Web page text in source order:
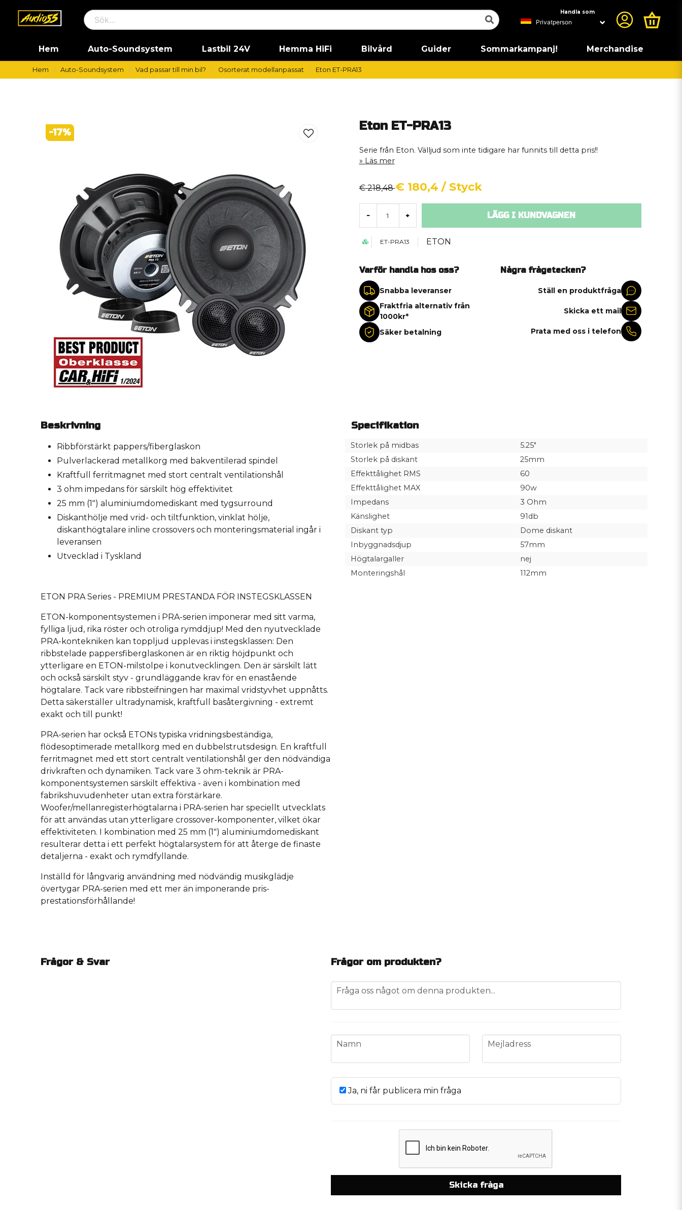
Handla som
Hem Auto-Soundsystem Lastbil 24V Hemma HiFi Bilvård Guider Sommarkampanj! Merchandise
Hem Auto-Soundsystem Vad passar till min bil? Osorterat modellanpassat Eton ET-PRA13
-17% Eton ET-PRA13
Serie från Eton. Välljud som inte tidigare har funnits till detta pris!!
Läs mer
€ 218,48€ 180,4 / Styck
- + LÄGG I KUNDVAGNEN
ET-PRA13 ETON
Varför handla hos oss?
Snabba leveranser
Fraktfria alternativ från
1000kr*
Säker betalning
Några frågetecken?
Ställ en produktfråga
Skicka ett mail
Prata med oss i telefon
Beskrivning
Ribbförstärkt pappers/fiberglaskon
Pulverlackerad metallkorg med bakventilerad spindel
Kraftfull ferritmagnet med stort centralt ventilationshål
3 ohm impedans för särskilt hög effektivitet
25 mm (1") aluminiumdomediskant med tygsurround
Diskanthölje med vrid- och tiltfunktion, vinklat hölje,
diskanthögtalare inline crossovers och monteringsmaterial ingår i
leveransen
Utvecklad i Tyskland
ETON PRA Series - PREMIUM PRESTANDA FÖR INSTEGSKLASSEN
ETON-komponentsystemen i PRA-serien imponerar med sitt varma,
fylliga ljud, rika röster och otroliga rymddjup! Med den nyutvecklade
PRA-kontekniken kan toppljud upplevas i instegsklassen: Den
ribbstelade pappersfiberglaskonen är en riktig höjdpunkt och
ytterligare en ETON-milstolpe i konutvecklingen. Den är särskilt lätt
och också särskilt styv - grundläggande krav för en enastående
högtalare. Tack vare ribbsteifningen har maximal vridstyvhet uppnåtts.
Detta säkerställer ultradynamisk, kraftfull basåtergivning - extremt
exakt och till punkt!
PRA-serien har också ETONs typiska vridningsbeständiga,
flödesoptimerade metallkorg med en dubbelstrutsdesign. En kraftfull
ferritmagnet med ett stort centralt ventilationshål ger den nödvändiga
drivkraften och dynamiken. Tack vare 3 ohm-teknik är PRA-
komponentsystemen särskilt effektiva - även i kombination med
fabrikshuvudenheter utan extra förstärkare.
Woofer/mellanregisterhögtalarna i PRA-serien har speciellt utvecklats
för att användas utan ytterligare crossover-komponenter, vilket ökar
effektiviteten. I kombination med 25 mm (1") aluminiumdomediskant
resulterar detta i ett perfekt högtalarsystem för att återge de finaste
detaljerna - exakt och rymdfyllande.
Inställd för långvarig användning med nödvändig musikglädje
övertygar PRA-serien med ett mer än imponerande pris-
prestationsförhållande!
Specifikation
Storlek på midbas
5.25"
Storlek på diskant
25mm
Effekttålighet RMS
60
Effekttålighet MAX
90w
Impedans
3 Ohm
Känslighet
91db
Diskant typ
Dome diskant
Inbyggnadsdjup
57mm
Högtalargaller
nej
Monteringshål
112mm
Frågor & Svar Frågor om produkten?
question
Fråga oss något om denna produkten...
name
Namn email
Mejladress
Ja, ni får publicera min fråga
Skicka fråga